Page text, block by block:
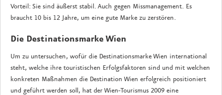
Vorteil: Sie sind äußerst stabil. Auch gegen Missmanagement. Es
braucht 10 bis 12 Jahre, um eine gute Marke zu zerstören.
Die Destinationsmarke Wien
Um zu untersuchen, wofür die Destinationsmarke Wien international
steht, welche ihre touristischen Erfolgsfaktoren sind und mit welchen
konkreten Maßnahmen die Destination Wien erfolgreich positioniert
und geführt werden soll, hat der Wien-Tourismus 2009 eine